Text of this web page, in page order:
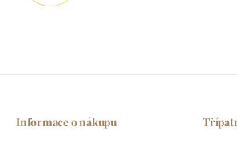
Informace o nákupu